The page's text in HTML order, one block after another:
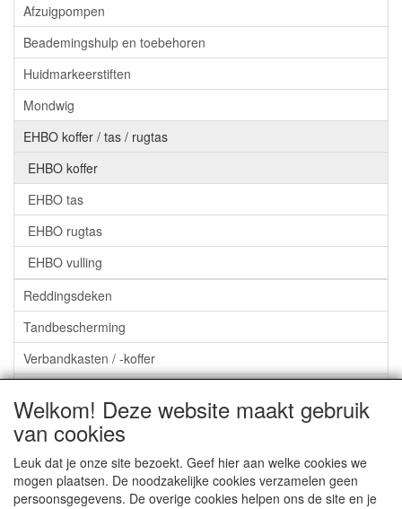
Afzuigpompen
Beademingshulp en toebehoren
Huidmarkeerstiften
Mondwig
EHBO koffer / tas / rugtas
EHBO koffer
EHBO tas
EHBO rugtas
EHBO vulling
Reddingsdeken
Tandbescherming
Verbandkasten / -koffer
Aktieartikelen
Welkom! Deze website maakt gebruik
van cookies
Leuk dat je onze site bezoekt. Geef hier aan welke cookies we
mogen plaatsen. De noodzakelijke cookies verzamelen geen
persoonsgegevens. De overige cookies helpen ons de site en je